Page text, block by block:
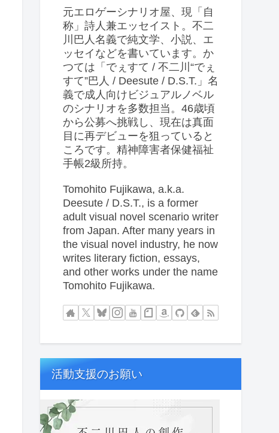
元エロゲーシナリオ屋、現「自
称」詩人兼エッセイスト。不二
川巴人名義で純文学、小説、エ
ッセイなどを書いています。か
つては「でぇすて / 不二川“でぇ
すて”巴人 / Deesute / D.S.T.」名
義で成人向けビジュアルノベル
のシナリオを多数担当。46歳頃
から公募へ挑戦し、現在は真面
目に再デビューを狙っていると
ころです。精神障害者保健福祉
手帳2級所持。
Tomohito Fujikawa, a.k.a.
Deesute / D.S.T., is a former
adult visual novel scenario writer
from Japan. After many years in
the visual novel industry, he now
writes literary fiction, essays,
and other works under the name
Tomohito Fujikawa.
活動支援のお願い